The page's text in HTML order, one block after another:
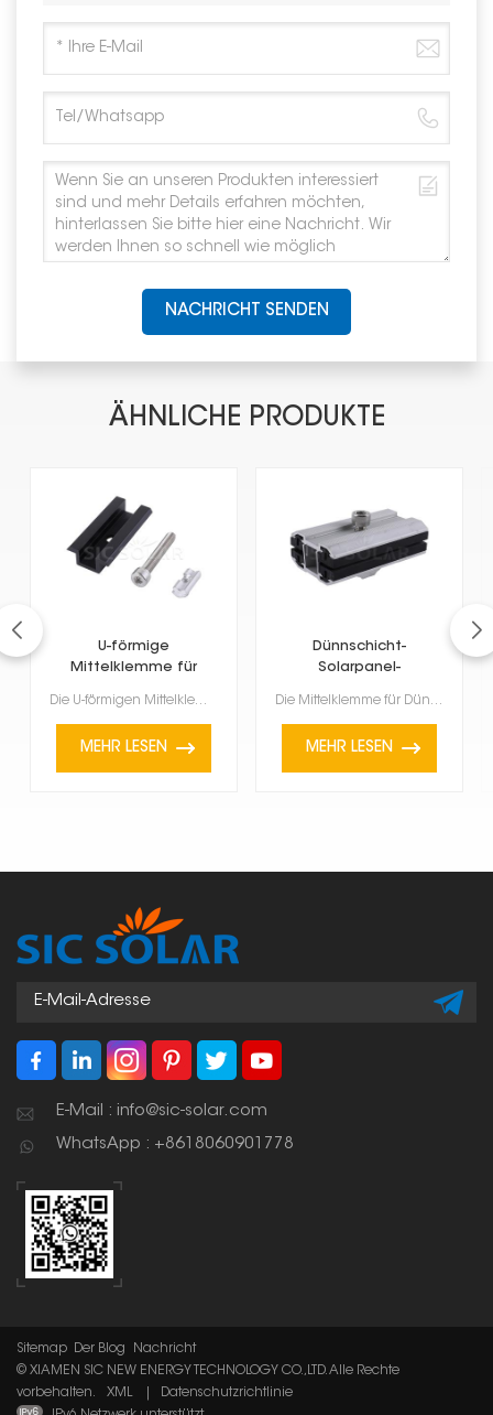
NACHRICHT SENDEN
ÄHNLICHE PRODUKTE
U-förmige
Mittelklemme für
Die U-förmigen Mittelklemmen für gerahmte Module sind für gerahmte Solarmodule, insbesondere solche ...
MEHR LESEN
Dünnschicht-
Solarpanel-
Die Mittelklemme für Dünnschicht-Solarmodule ist ein spezielles Zubehörteil zur Befestigung von Dünn...
MEHR LESEN
E-Mail : info@sic-solar.com
WhatsApp : +8618060901778
Sitemap Der Blog
Nachricht
© XIAMEN SIC NEW ENERGY TECHNOLOGY CO.,LTD. Alle Rechte
vorbehalten.
XML
Datenschutzrichtlinie